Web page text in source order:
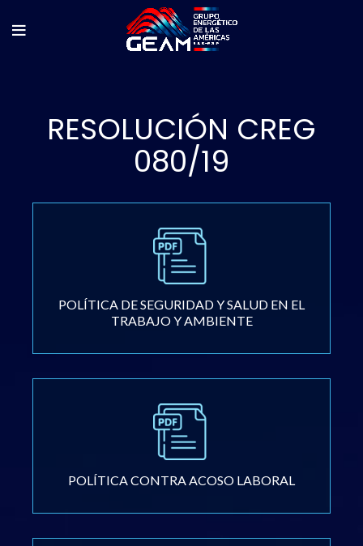
RESOLUCIÓN CREG
080/19
POLÍTICA DE SEGURIDAD Y SALUD EN EL
TRABAJO Y AMBIENTE
POLÍTICA CONTRA ACOSO LABORAL